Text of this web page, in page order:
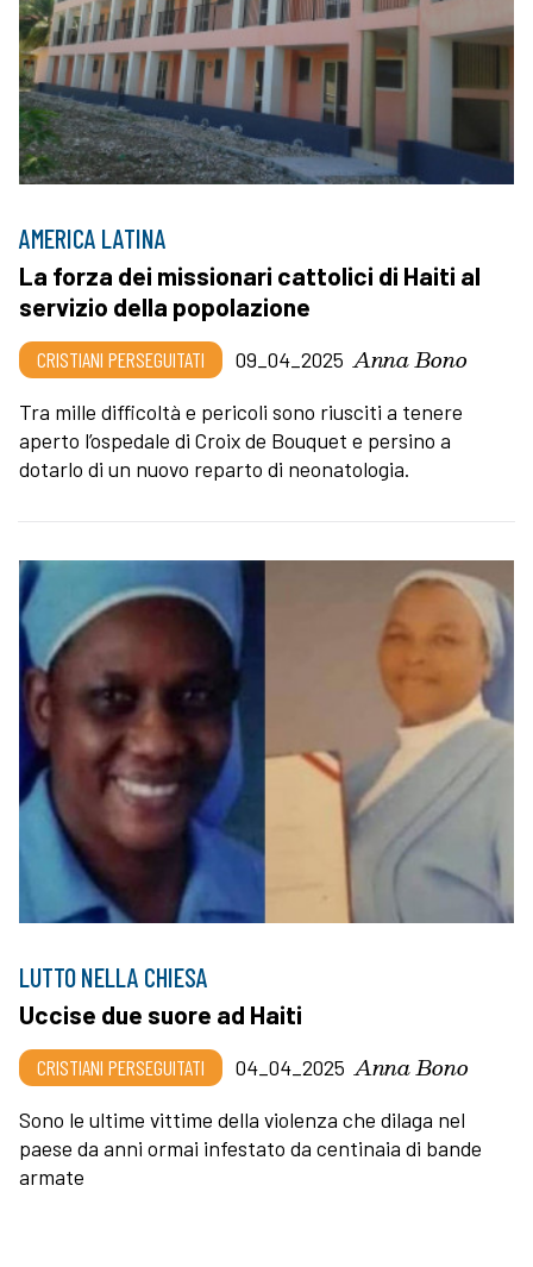
AMERICA LATINA
La forza dei missionari cattolici di Haiti al
servizio della popolazione
CRISTIANI PERSEGUITATI 09_04_2025 Anna Bono
Tra mille difficoltà e pericoli sono riusciti a tenere
aperto l’ospedale di Croix de Bouquet e persino a
dotarlo di un nuovo reparto di neonatologia.
LUTTO NELLA CHIESA
Uccise due suore ad Haiti
CRISTIANI PERSEGUITATI 04_04_2025 Anna Bono
Sono le ultime vittime della violenza che dilaga nel
paese da anni ormai infestato da centinaia di bande
armate